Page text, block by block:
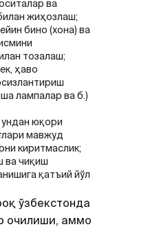
ва
жиҳозлаш;
бино (хона) ва
тозалаш;
ҳаво
лампалар ва б.)
ундан юқори
мавжуд
киритмаслик;
ва чиқиш
қатъий йўл
ўзбекстонда
очилиши, аммо